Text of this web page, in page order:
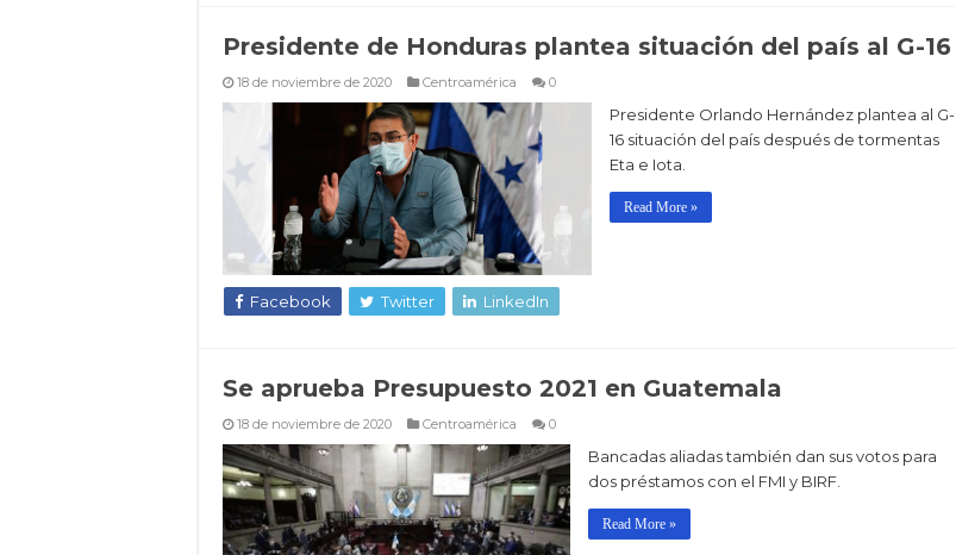
Presidente de Honduras plantea situación del país al G-16
18 de noviembre de 2020 Centroamérica 0
Presidente Orlando Hernández plantea al G-
16 situación del país después de tormentas
Eta e Iota.
Read More »
Facebook Twitter LinkedIn
Se aprueba Presupuesto 2021 en Guatemala
18 de noviembre de 2020 Centroamérica 0
Bancadas aliadas también dan sus votos para
dos préstamos con el FMI y BIRF.
Read More »